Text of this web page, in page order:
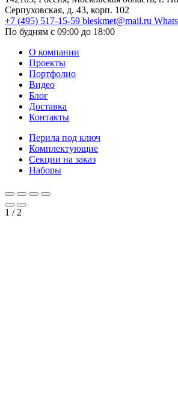
Серпуховская, д. 43, корп. 102
+7 (495) 517-15-59 bleskmet@mail.ru
По будням с 09:00 до 18:00
О компании
Проекты
Портфолио
Видео
Блог
Доставка
Контакты
Перила под ключ
Комплектующие
Секции на заказ
Наборы
1 / 2